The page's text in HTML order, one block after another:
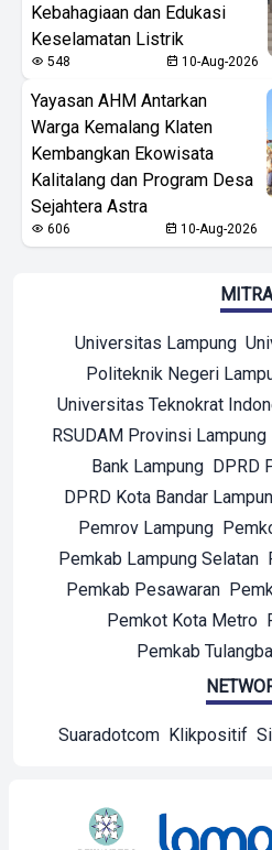
Kebahagiaan dan Edukasi
Keselamatan Listrik
548 10-Aug-2026
Yayasan AHM Antarkan
Warga Kemalang Klaten
Kembangkan Ekowisata
Kalitalang dan Program Desa
Sejahtera Astra
606 10-Aug-2026
MITRA
Universitas Lampung
Politeknik Negeri
Universitas Teknokrat
RSUDAM Provinsi Lampung
Bank Lampung DPRD
DPRD Kota Bandar
Pemrov Lampung
Pemkab Lampung Selatan
Pemkab Pesawaran
Pemkot Kota Metro
Pemkab
Suaradotcom Klikpositif